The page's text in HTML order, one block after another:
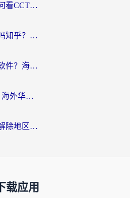
海外党亲测：在海外如何看CCTV？告别“仅限大陆播放”的实用指南
央视影音在海外可以看吗知乎？留学生亲测：3步解决地域限制+追剧自由
在国外怎么看咪咕视频软件？海外党亲测有效的回国加速方案
12123在国外能登录吗？海外华人必看的回国加速实用指南
海外党追剧必备：手机解除地区限制app怎么选？解决央视视频&国内剧地区限制全指南
下载应用